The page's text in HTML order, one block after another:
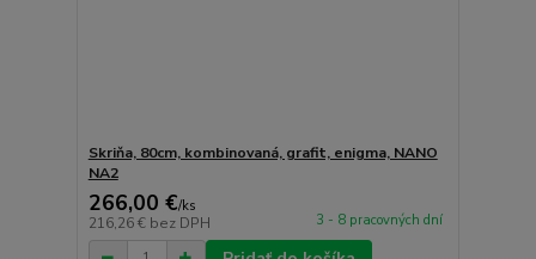
Skriňa, 80cm, kombinovaná, grafit, enigma, NANO
NA2
266,00 €/ks
216,26 € bez DPH 3 - 8 pracovných dní